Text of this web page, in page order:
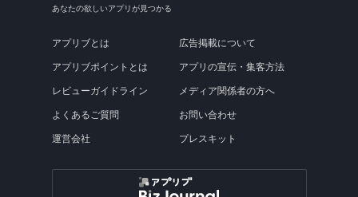
あなたの欲しいアプリが見つかる
アプリブとは
アプリブポイントとは
レビューガイドライン
よくあるご質問
運営会社
広告掲載について
アプリの宣伝・集客方法
メディア関係者の方へ
お問い合わせ
プレスキット